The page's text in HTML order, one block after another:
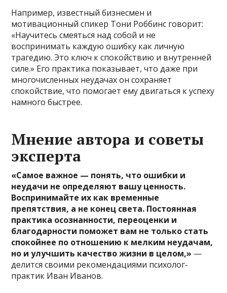
Например, известный бизнесмен и
мотивационный спикер Тони Роббинс говорит:
«Научитесь смеяться над собой и не
воспринимать каждую ошибку как личную
трагедию. Это ключ к спокойствию и внутренней
силе.» Его практика показывает, что даже при
многочисленных неудачах он сохраняет
спокойствие, что помогает ему двигаться к успеху
намного быстрее.
Мнение автора и советы
эксперта
«Самое важное — понять, что ошибки и
неудачи не определяют вашу ценность.
Воспринимайте их как временные
препятствия, а не конец света. Постоянная
практика осознанности, переоценки и
благодарности поможет вам не только стать
спокойнее по отношению к мелким неудачам,
но и улучшить качество жизни в целом,» —
делится своими рекомендациями психолог-
практик Иван Иванов.